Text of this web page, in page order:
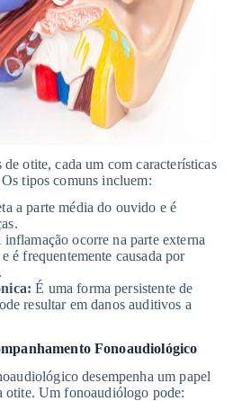
otite, cada um com características
tipos comuns incluem:
a parte média do ouvido e é
inflamação ocorre na parte externa
é frequentemente causada por
É uma forma persistente de
resultar em danos auditivos a
Fonoaudiológico
desempenha um papel
otite. Um fonoaudiólogo pode: